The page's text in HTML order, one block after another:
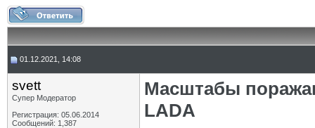
01.12.2021, 14:08
svett
Супер Модератор
Регистрация: 05.06.2014
Сообщений: 1,387
Масштабы
LADA